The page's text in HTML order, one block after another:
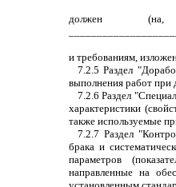
должен (на,
и требованиям,
7.2.5 Раздел
выполнения работ при
7.2.6 Раздел
характеристики
также используемые
7.2.7 Раздел
брака и
параметров
направленные на